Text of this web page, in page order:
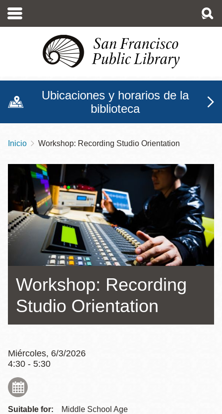
contenido
Ubicaciones y horarios de la
biblioteca
Sobrescribir
enlaces
ayuda
a
la
navegación
Inicio Workshop: Recording Studio Orientation
Workshop: Recording
Studio Orientation
Miércoles, 6/3/2026
4:30 - 5:30
Suitable for:
Middle School Age